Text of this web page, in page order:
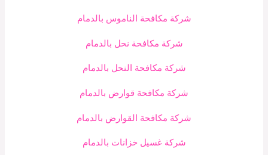
شركة مكافحة الناموس بالدمام
شركة مكافحة نحل بالدمام
شركة مكافحة النحل بالدمام
شركة مكافحة قوارض بالدمام
شركة مكافحة القوارض بالدمام
شركة غسيل خزانات بالدمام